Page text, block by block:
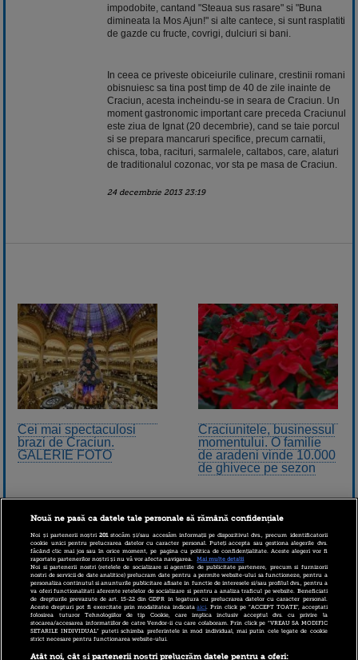
impodobite, cantand "Steaua sus rasare" si "Buna
dimineata la Mos Ajun!" si alte cantece, si sunt rasplatiti
de gazde cu fructe, covrigi, dulciuri si bani.
In ceea ce priveste obiceiurile culinare, crestinii romani
obisnuiesc sa tina post timp de 40 de zile inainte de
Craciun, acesta incheindu-se in seara de Craciun. Un
moment gastronomic important care preceda Craciunul
este ziua de Ignat (20 decembrie), cand se taie porcul
si se prepara mancaruri specifice, precum carnatii,
chisca, toba, racituri, sarmalele, caltabos, care, alaturi
de traditionalul cozonac, vor sta pe masa de Craciun.
24 decembrie 2013 23:19
Cei mai spectaculosi
brazi de Craciun.
GALERIE FOTO
Craciunitele, businessul
momentului. O familie
de aradeni vinde 10.000
de ghivece pe sezon
Nouă ne pasă ca datele tale personale să rămână confidențiale
Noi și partenerii noștri201stocăm și/sau accesăm informații pe dispozitivul dvs., precum identificatorii
cookie unici pentru prelucrarea datelor cu caracter personal. Puteți accepta sau gestiona alegerile dvs.
făcând clic mai jos sau în orice moment, pe pagina cu politica de confidențialitate. Aceste alegeri vor fi
raportate partenerilor noștri și nu vă vor afecta navigarea.
Mai multe detalii
Noi si partenerii nostri (retelele de socializare si agentiile de publicitate partenere, precum si furnizorii
nostri de servicii de date analitice) prelucram date pentru a permite website-ului sa functioneze, pentru a
personaliza continutul si anunturile publicitare afisate in functie de interesele si/sau profilul dvs., pentru a
va oferi functionalitati aferente retelelor de socializare si pentru a analiza traficul pe website. Beneficiati
de drepturile prevazute de art. 15-22 din GDPR in legatura cu prelucrarea datelor cu caracter personal.
Aceste drepturi pot fi exercitate prin modalitatea indicataaici. Prin click pe “ACCEPT TOATE”, acceptati
folosirea tuturor Tehnologiilor de tip Cookie, care implica inclusiv acceptul dvs. cu privire la
stocarea/accesarea informatiilor de catre Vendor-ii cu care colaboram. Prin click pe “VREAU SA MODIFIC
SETARILE INDIVIDUAL” puteti schimba preferintele in mod individual, mai putin cele legate de cookie
strict necesare pentru functionarea website-ului.
Atât noi, cât și partenerii noștri prelucrăm datele pentru a oferi: